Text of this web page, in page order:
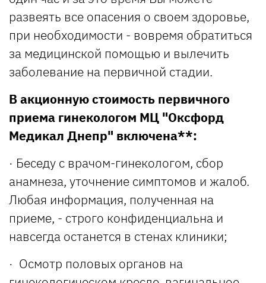
развеять все опасения о своем здоровье,
при необходимости - вовремя обратиться
за медицинской помощью и вылечить
заболевание на первичной стадии.
В акционную стоимость первичного
приема гинекологом МЦ "Оксфорд
Медикал Днепр" включена**:
· Беседу с врачом-гинекологом, сбор
анамнеза, уточнение симптомов и жалоб.
Любая информация, полученная на
приеме, - строго конфиденциальна и
навсегда останется в стенах клиники;
· Осмотр половых органов на